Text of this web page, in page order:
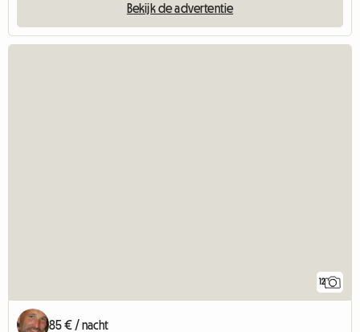
Bekijk de advertentie
12
85 € / nacht